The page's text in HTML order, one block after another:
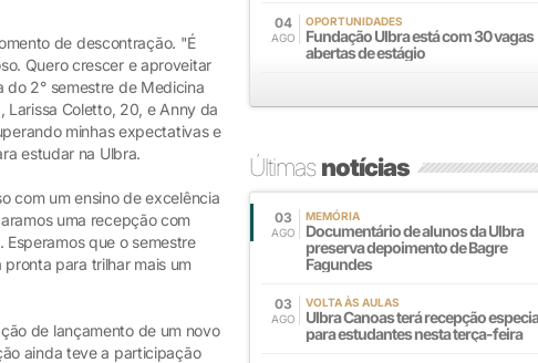
de descontração. "É
Quero crescer e aproveitar
2° semestre de Medicina
Larissa Coletto, 20, e Anny da
minhas expectativas e
estudar na Ulbra.
com um ensino de excelência
uma recepção com
que o semestre
para trilhar mais um
de lançamento de um novo
ainda teve a participação
04
AGO
OPORTUNIDADES
Fundação Ulbra está com 30 vagas
abertas de estágio
Últimasnotícias
03
AGO
MEMÓRIA
Documentário de alunos da Ulbra
preserva depoimento de Bagre
Fagundes
03
AGO
VOLTA ÀS AULAS
Ulbra Canoas terá recepção
para estudantes nesta terça-feira